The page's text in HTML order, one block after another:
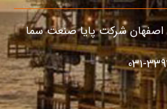
شرکت پایا صنعت سما